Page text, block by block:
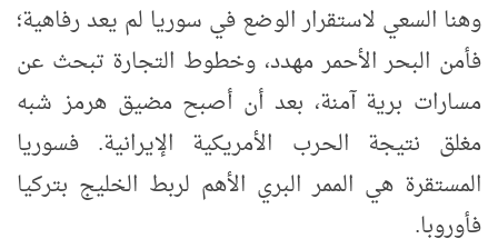
وهنا السعي لاستقرار الوضع في سوريا لم يعد رفاهية؛
فأمن البحر الأحمر مهدد، وخطوط التجارة تبحث عن
مسارات برية آمنة، بعد أن أصبح مضيق هرمز شبه
مغلق نتيجة الحرب الأمريكية الإيرانية. فسوريا
المستقرة هي الممر البري الأهم لربط الخليج بتركيا
فأوروبا.